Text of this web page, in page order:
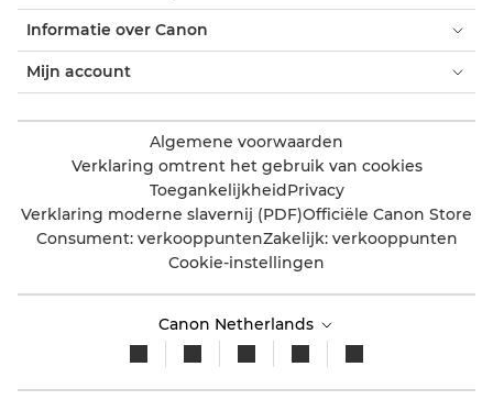
Informatie over Canon
Mijn account
Algemene voorwaarden
Verklaring omtrent het gebruik van cookies
ToegankelijkheidPrivacy
Verklaring moderne slavernij (PDF)Officiële Canon Store
Consument: verkooppuntenZakelijk: verkooppunten
Cookie-instellingen
Canon Netherlands